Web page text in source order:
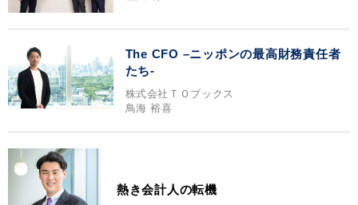
The CFO –ニッポンの最高財務責任者
たち-
株式会社ＴＯブックス
鳥海 裕喜
熱き会計人の転機